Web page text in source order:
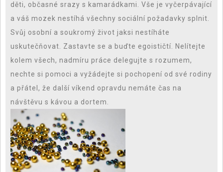
děti, občasné srazy s kamarádkami. Vše je vyčerpávající
a váš mozek nestíhá všechny sociální požadavky splnit.
Svůj osobní a soukromý život jaksi nestíháte
uskutečňovat. Zastavte se a buďte egoističtí. Nelítejte
kolem všech, nadmíru práce delegujte s rozumem,
nechte si pomoci a vyžádejte si pochopení od své rodiny
a přátel, že další víkend opravdu nemáte čas na
návštěvu s kávou a dortem.